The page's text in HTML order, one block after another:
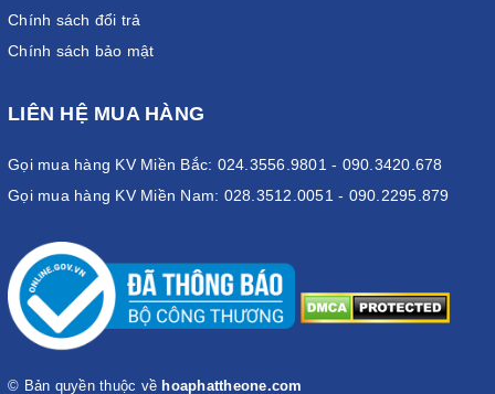
Chính sách đổi trả
Chính sách bảo mật
LIÊN HỆ MUA HÀNG
Gọi mua hàng KV Miền Bắc: 024.3556.9801 - 090.3420.678
Gọi mua hàng KV Miền Nam: 028.3512.0051 - 090.2295.879
© Bản quyền thuộc về hoaphattheone.com